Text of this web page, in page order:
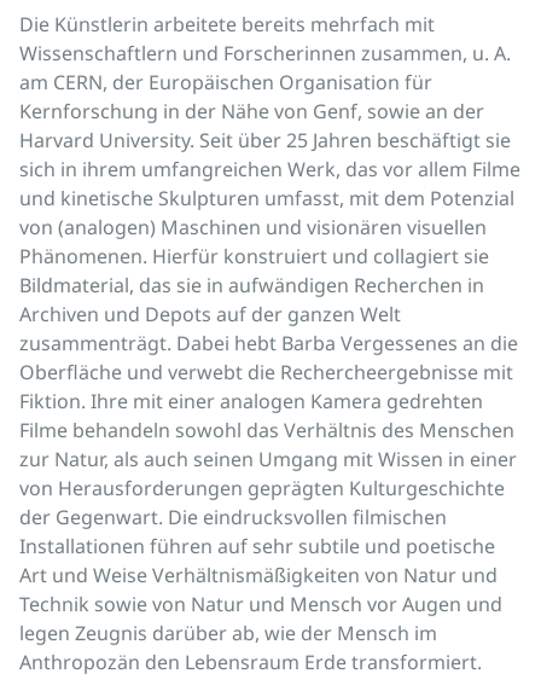
Die Künstlerin arbeitete bereits mehrfach mit
Wissenschaftlern und Forscherinnen zusammen, u. A.
am CERN, der Europäischen Organisation für
Kernforschung in der Nähe von Genf, sowie an der
Harvard University. Seit über 25 Jahren beschäftigt sie
sich in ihrem umfangreichen Werk, das vor allem Filme
und kinetische Skulpturen umfasst, mit dem Potenzial
von (analogen) Maschinen und visionären visuellen
Phänomenen. Hierfür konstruiert und collagiert sie
Bildmaterial, das sie in aufwändigen Recherchen in
Archiven und Depots auf der ganzen Welt
zusammenträgt. Dabei hebt Barba Vergessenes an die
Oberfläche und verwebt die Rechercheergebnisse mit
Fiktion. Ihre mit einer analogen Kamera gedrehten
Filme behandeln sowohl das Verhältnis des Menschen
zur Natur, als auch seinen Umgang mit Wissen in einer
von Herausforderungen geprägten Kulturgeschichte
der Gegenwart. Die eindrucksvollen filmischen
Installationen führen auf sehr subtile und poetische
Art und Weise Verhältnismäßigkeiten von Natur und
Technik sowie von Natur und Mensch vor Augen und
legen Zeugnis darüber ab, wie der Mensch im
Anthropozän den Lebensraum Erde transformiert.